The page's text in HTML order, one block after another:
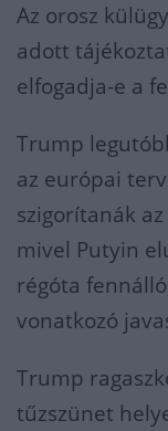
Az orosz
adott
elfogadja-e a
Trump
az európai
szigorítanák
mivel Putyin
régóta
vonatkozó
Trump
tűzszünet